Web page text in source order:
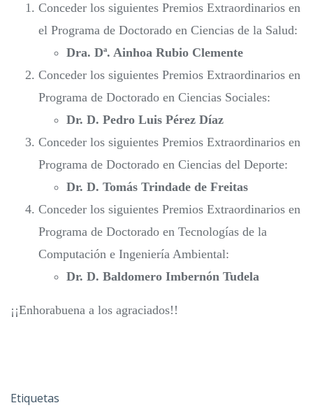
Conceder los siguientes Premios Extraordinarios en
el Programa de Doctorado en Ciencias de la Salud:
Dra. Dª. Ainhoa Rubio Clemente
Conceder los siguientes Premios Extraordinarios en
Programa de Doctorado en Ciencias Sociales:
Dr. D. Pedro Luis Pérez Díaz
Conceder los siguientes Premios Extraordinarios en
Programa de Doctorado en Ciencias del Deporte:
Dr. D. Tomás Trindade de Freitas
Conceder los siguientes Premios Extraordinarios en
Programa de Doctorado en Tecnologías de la
Computación e Ingeniería Ambiental:
Dr. D. Baldomero Imbernón Tudela
¡¡Enhorabuena a los agraciados!!
Etiquetas